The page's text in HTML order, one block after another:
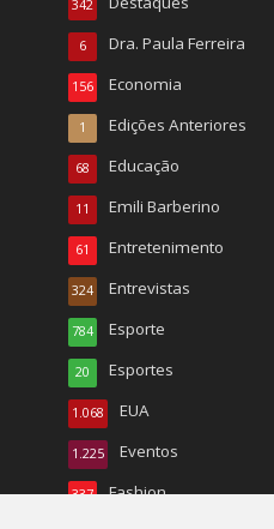
342
Dra. Paula Ferreira
6
Economia
156
Edições Anteriores
1
Educação
68
Emili Barberino
11
Entretenimento
61
Entrevistas
324
Esporte
784
Esportes
20
EUA
1.068
Eventos
1.225
Fashion
337